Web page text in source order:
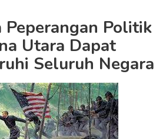
Peperangan Politik
Utara Dapat
Seluruh Negara